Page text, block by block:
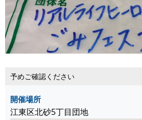
予めご確認ください
開催場所
江東区北砂5丁目団地